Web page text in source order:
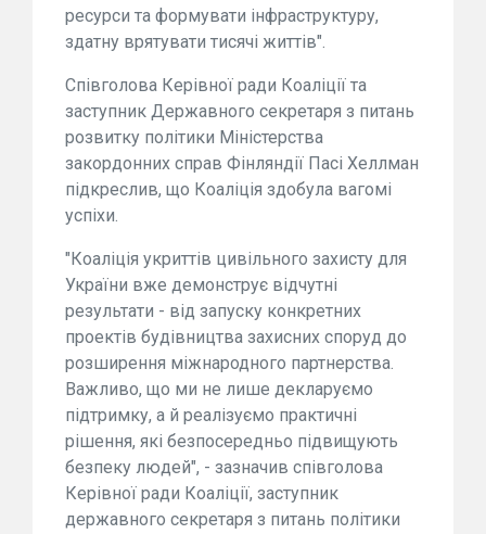
ресурси та формувати інфраструктуру,
здатну врятувати тисячі життів".
Співголова Керівної ради Коаліції та
заступник Державного секретаря з питань
розвитку політики Міністерства
закордонних справ Фінляндії Пасі Хеллман
підкреслив, що Коаліція здобула вагомі
успіхи.
"Коаліція укриттів цивільного захисту для
України вже демонструє відчутні
результати - від запуску конкретних
проектів будівництва захисних споруд до
розширення міжнародного партнерства.
Важливо, що ми не лише декларуємо
підтримку, а й реалізуємо практичні
рішення, які безпосередньо підвищують
безпеку людей", - зазначив співголова
Керівної ради Коаліції, заступник
державного секретаря з питань політики